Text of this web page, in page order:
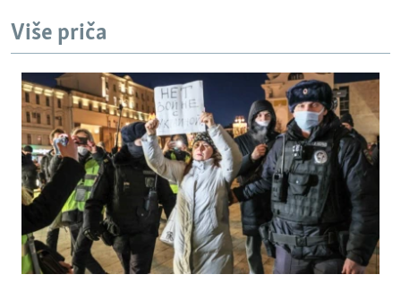
MOJA EVROPA
TRI DECENIJE OD RATA U BIH
SVE KARTE DEJTONA
NASTANAK I RASPAD JUGOSLAVIJE
Više priča